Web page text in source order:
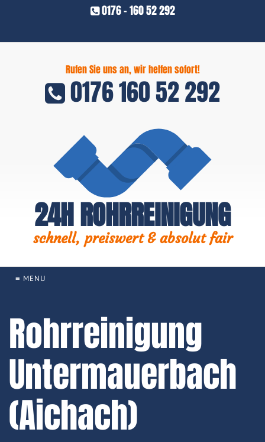
0176 - 160 52 292
Rufen Sie uns an, wir helfen sofort!
0176 160 52 292
24H ROHRREINIGUNG
schnell, preiswert & absolut fair
≡ MENU
Rohrreinigung
Untermauerbach
(Aichach)